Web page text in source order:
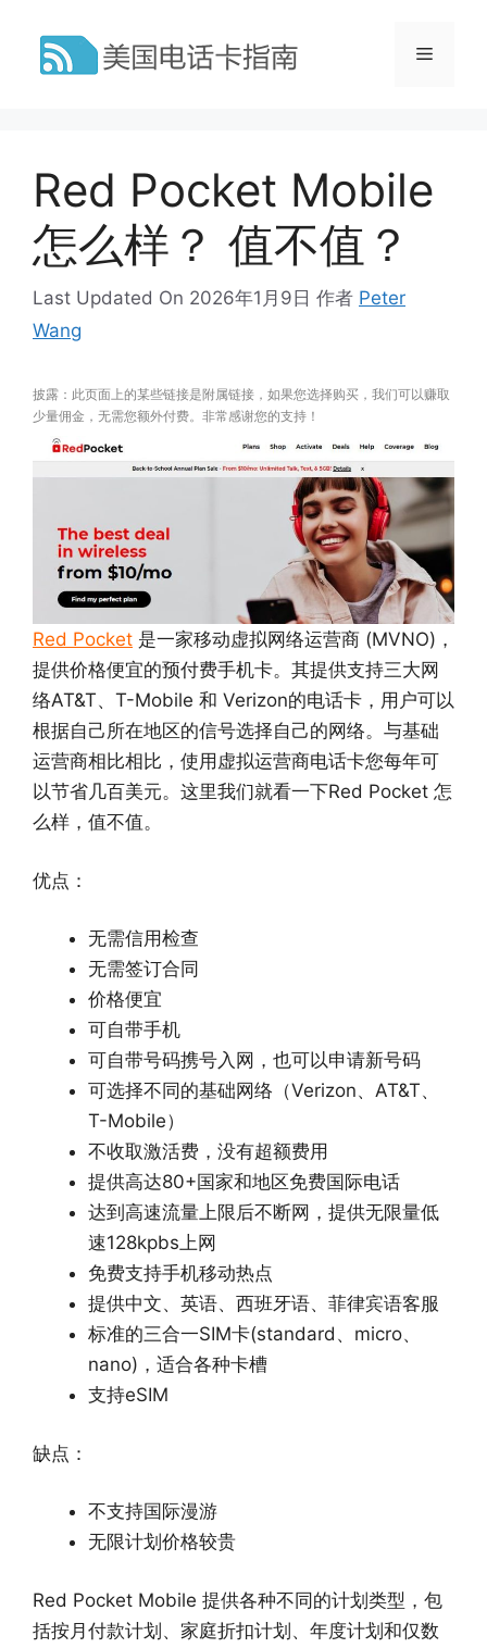
菜
Red Pocket Mobile
怎么样？ 值不值？
Last Updated On 2026年1月9日 作者 Peter
Wang
披露：此页面上的某些链接是附属链接，如果您选择购买，我们可以赚取
少量佣金，无需您额外付费。非常感谢您的支持！
Red Pocket 是一家移动虚拟网络运营商 (MVNO)，
提供价格便宜的预付费手机卡。其提供支持三大网
络AT&T、T-Mobile 和 Verizon的电话卡，用户可以
根据自己所在地区的信号选择自己的网络。与基础
运营商相比相比，使用虚拟运营商电话卡您每年可
以节省几百美元。这里我们就看一下Red Pocket 怎
么样，值不值。
优点：
无需信用检查
无需签订合同
价格便宜
可自带手机
可自带号码携号入网，也可以申请新号码
可选择不同的基础网络（Verizon、AT&T、
T-Mobile）
不收取激活费，没有超额费用
提供高达80+国家和地区免费国际电话
达到高速流量上限后不断网，提供无限量低
速128kpbs上网
免费支持手机移动热点
提供中文、英语、西班牙语、菲律宾语客服
标准的三合一SIM卡(standard、micro、
nano)，适合各种卡槽
支持eSIM
缺点：
不支持国际漫游
无限计划价格较贵
Red Pocket Mobile 提供各种不同的计划类型，包
括按月付款计划、家庭折扣计划、年度计划和仅数